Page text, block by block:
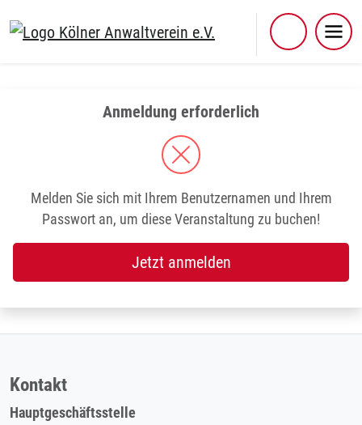
Anmeldung erforderlich
Melden Sie sich mit Ihrem Benutzernamen und Ihrem
Passwort an, um diese Veranstaltung zu buchen!
Jetzt anmelden
Kontakt
Hauptgeschäftsstelle